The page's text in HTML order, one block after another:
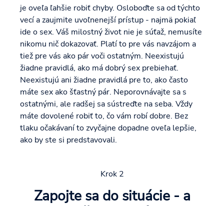
je oveľa ľahšie robiť chyby. Osloboďte sa od týchto
vecí a zaujmite uvoľnenejší prístup - najmä pokiaľ
ide o sex. Váš milostný život nie je súťaž, nemusíte
nikomu nič dokazovať. Platí to pre vás navzájom a
tiež pre vás ako pár voči ostatným. Neexistujú
žiadne pravidlá, ako má dobrý sex prebiehať.
Neexistujú ani žiadne pravidlá pre to, ako často
máte sex ako šťastný pár. Neporovnávajte sa s
ostatnými, ale radšej sa sústreďte na seba. Vždy
máte dovolené robiť to, čo vám robí dobre. Bez
tlaku očakávaní to zvyčajne dopadne oveľa lepšie,
ako by ste si predstavovali.
Krok 2
Zapojte sa do situácie - a